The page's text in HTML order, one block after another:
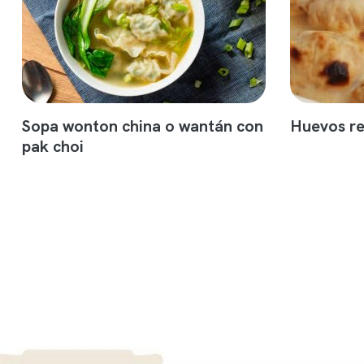
Sopa wonton china o wantán con
pak choi
Huevos